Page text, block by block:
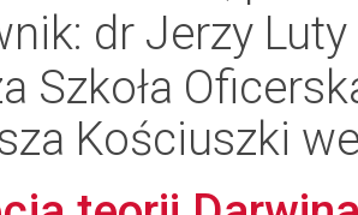
dr Jerzy Luty
Szkoła
Kościuszki